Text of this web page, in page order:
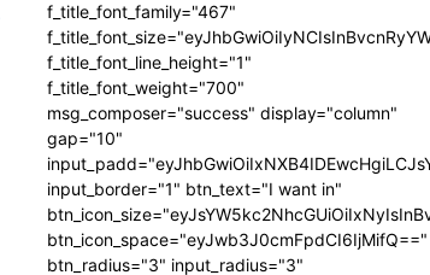
f_title_font_family="467"
f_title_font_line_height="1"
f_title_font_weight="700"
msg_composer="success" display="column"
gap="10"
input_border="1" btn_text="I want in"
btn_icon_space="eyJwb3J0cmFpdCI6IjMifQ=="
btn_radius="3" input_radius="3"